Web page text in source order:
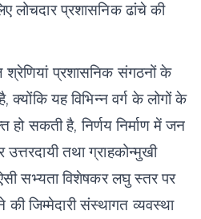
लोचदार प्रशासनिक ढांचे की
प्रशासनिक संगठनों के
क्योंकि यह विभिन्न वर्ग के लोगों के
हो सकती है,निर्णय निर्माण में जन
उत्तरदायी तथा ग्राहकोन्मुखी
सभ्यता विशेषकर लघु स्तर पर
जिम्मेदारी संस्थागत व्यवस्था